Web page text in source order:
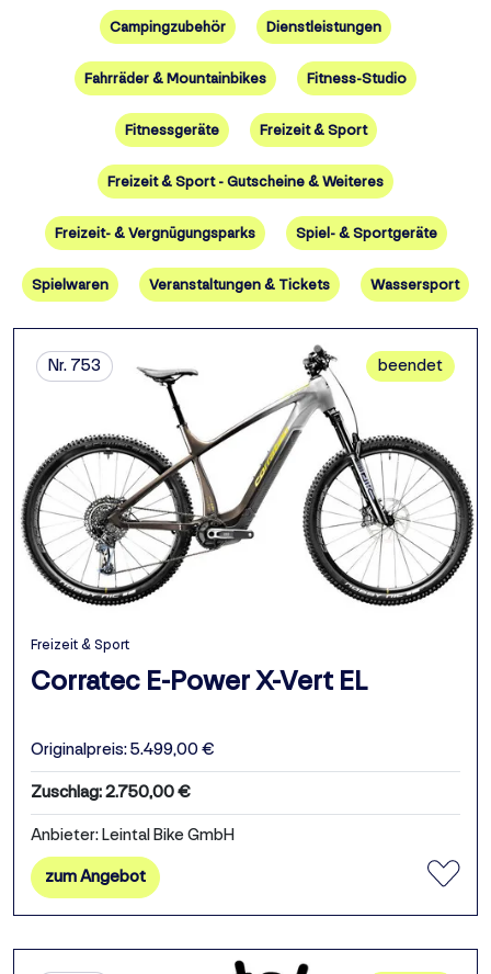
Campingzubehör Dienstleistungen
Fahrräder & Mountainbikes Fitness-Studio
Fitnessgeräte Freizeit & Sport
Freizeit & Sport - Gutscheine & Weiteres
Freizeit- & Vergnügungsparks Spiel- & Sportgeräte
Spielwaren Veranstaltungen & Tickets Wassersport
Nr. 753 beendet
Freizeit & Sport
Corratec E-Power X-Vert EL
Originalpreis: 5.499,00 €
Zuschlag: 2.750,00 €
Anbieter: Leintal Bike GmbH
zum Angebot